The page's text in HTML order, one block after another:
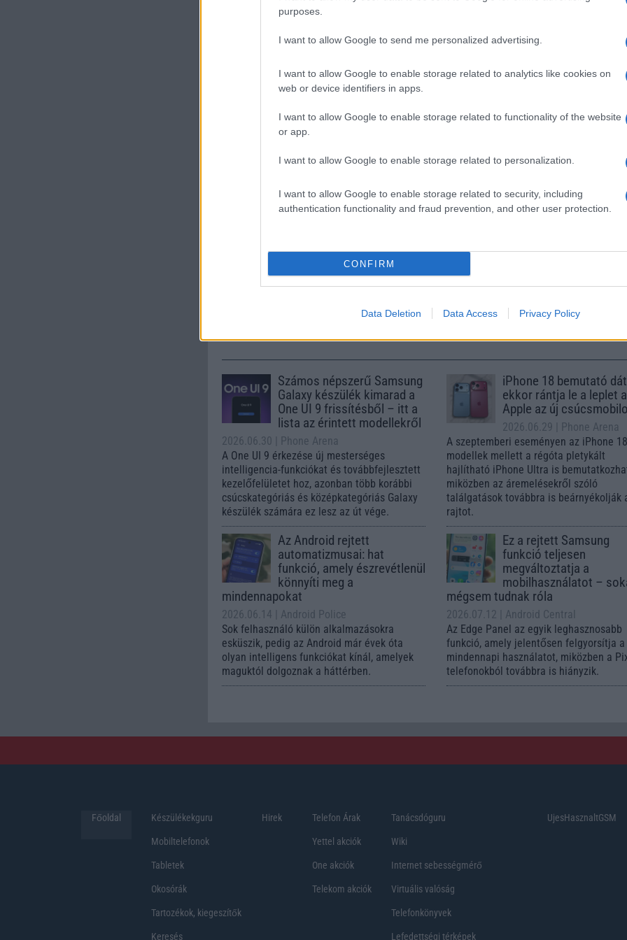
purposes.
I want to allow Google to send me personalized advertising.
I want to allow Google to enable storage related to analytics like cookies on
web or device identifiers in apps.
I want to allow Google to enable storage related to functionality of the website
or app.
I want to allow Google to enable storage related to personalization.
I want to allow Google to enable storage related to security, including
authentication functionality and fraud prevention, and other user protection.
CONFIRM
Data Deletion Data Access Privacy Policy
Új és Használt GSM kiemelt ajánlatok
Euro Gsm
Euro Gsm
Euro Gsm
Számos népszerű Samsung
Galaxy készülék kimarad a
One UI 9 frissítésből – itt a
lista az érintett modellekről
2026.06.30
| Phone Arena
A One UI 9 érkezése új mesterséges
intelligencia-funkciókat és továbbfejlesztett
kezelőfelületet hoz, azonban több korábbi
csúcskategóriás és középkategóriás Galaxy
készülék számára ez lesz az út vége.
iPhone 18 bemutató
ekkor rántja le a leplet
Apple az új
2026.06.29
| Phone Arena
A szeptemberi eseményen az iPhone
modellek mellett a régóta pletykált
hajlítható iPhone Ultra is
miközben az áremelésekről szóló
találgatások továbbra is beárnyékolják
rajtot.
Az Android rejtett
automatizmusai: hat
funkció, amely észrevétlenül
könnyíti meg a
mindennapokat
2026.06.14
| Android Police
Sok felhasználó külön alkalmazásokra
esküszik, pedig az Android már évek óta
olyan intelligens funkciókat kínál, amelyek
maguktól dolgoznak a háttérben.
Ez a rejtett Samsung
funkció teljesen
megváltoztatja a
mobilhasználatot –
mégsem tudnak róla
2026.07.12
| Android Central
Az Edge Panel az egyik leghasznosabb
funkció, amely jelentősen felgyorsítja a
mindennapi használatot, miközben a
telefonokból továbbra is hiányzik.
Főoldal Készülékekguru
Mobiltelefonok
Tabletek
Okosórák
Tartozékok, kiegeszítők
Keresés
Hirek Telefon Árak
Yettel akciók
One akciók
Telekom akciók
Tanácsdóguru
Wiki
Internet sebességmérő
Virtuális valóság
Telefonkönyvek
Lefedettségi térképek
UjesHasznaltGSM